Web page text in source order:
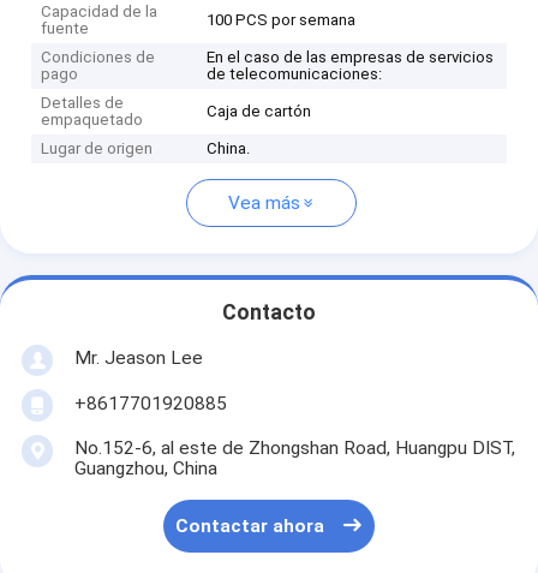
Capacidad de la
fuente
100 PCS por semana
Condiciones de
pago
En el caso de las empresas de servicios
de telecomunicaciones:
Detalles de
empaquetado
Caja de cartón
Lugar de origen China.
Vea más
Contacto
Mr. Jeason Lee
+8617701920885
No.152-6, al este de Zhongshan Road, Huangpu DIST,
Guangzhou, China
Contactar ahora